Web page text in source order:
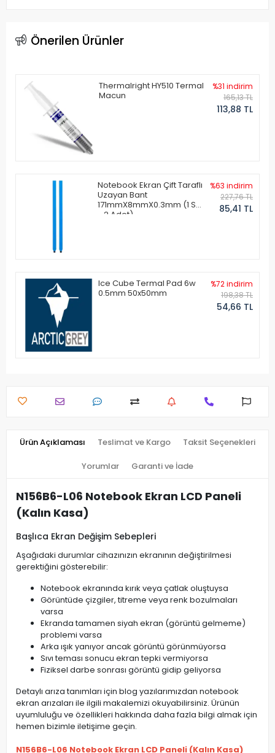
Önerilen Ürünler
Thermalright HY510 Termal
Macun
%31 indirim
165,13 TL
113,88 TL
Notebook Ekran Çift Taraflı
Uzayan Bant
171mmX8mmX0.3mm (1 Set
- 2 Adet)
%63 indirim
227,76 TL
85,41 TL
Ice Cube Termal Pad 6w
0.5mm 50x50mm
%72 indirim
198,38 TL
54,66 TL
Ürün Açıklaması Teslimat ve Kargo Taksit Seçenekleri
Yorumlar Garanti ve İade
N156B6-L06 Notebook Ekran LCD Paneli
(Kalın Kasa)
Başlıca Ekran Değişim Sebepleri
Aşağıdaki durumlar cihazınızın ekranının değiştirilmesi
gerektiğini gösterebilir:
Notebook ekranında kırık veya çatlak oluştuysa
Görüntüde çizgiler, titreme veya renk bozulmaları
varsa
Ekranda tamamen siyah ekran (görüntü gelmeme)
problemi varsa
Arka ışık yanıyor ancak görüntü görünmüyorsa
Sıvı teması sonucu ekran tepki vermiyorsa
Fiziksel darbe sonrası görüntü gidip geliyorsa
Detaylı arıza tanımları için blog yazılarımızdan notebook
ekran arızaları ile ilgili makalemizi okuyabilirsiniz. Ürünün
uyumluluğu ve özellikleri hakkında daha fazla bilgi almak için
hemen bizimle iletişime geçin.
N156B6-L06 Notebook Ekran LCD Paneli (Kalın Kasa)